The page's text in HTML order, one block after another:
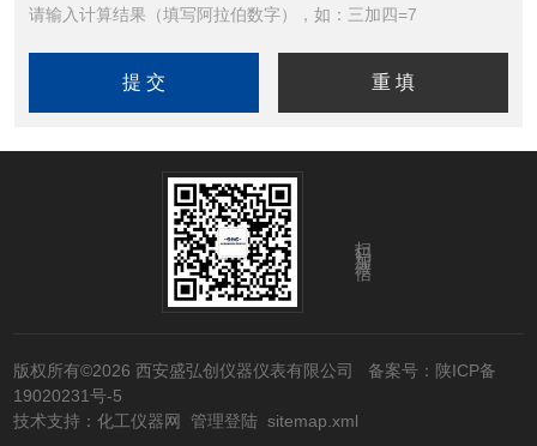
请输入计算结果（填写阿拉伯数字），如：三加四=7
扫码加微信
版权所有©2026 西安盛弘创仪器仪表有限公司 备案号：陕ICP备
19020231号-5
技术支持：化工仪器网 管理登陆 sitemap.xml